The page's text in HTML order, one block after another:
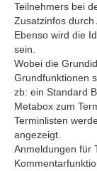
Teilnehmers bei
Zusatzinfos durch
Ebenso wird die
sein.
Wobei die
Grundfunktionen
zb: ein Standard
Metabox zum
Terminlisten
angezeigt.
Anmeldungen für